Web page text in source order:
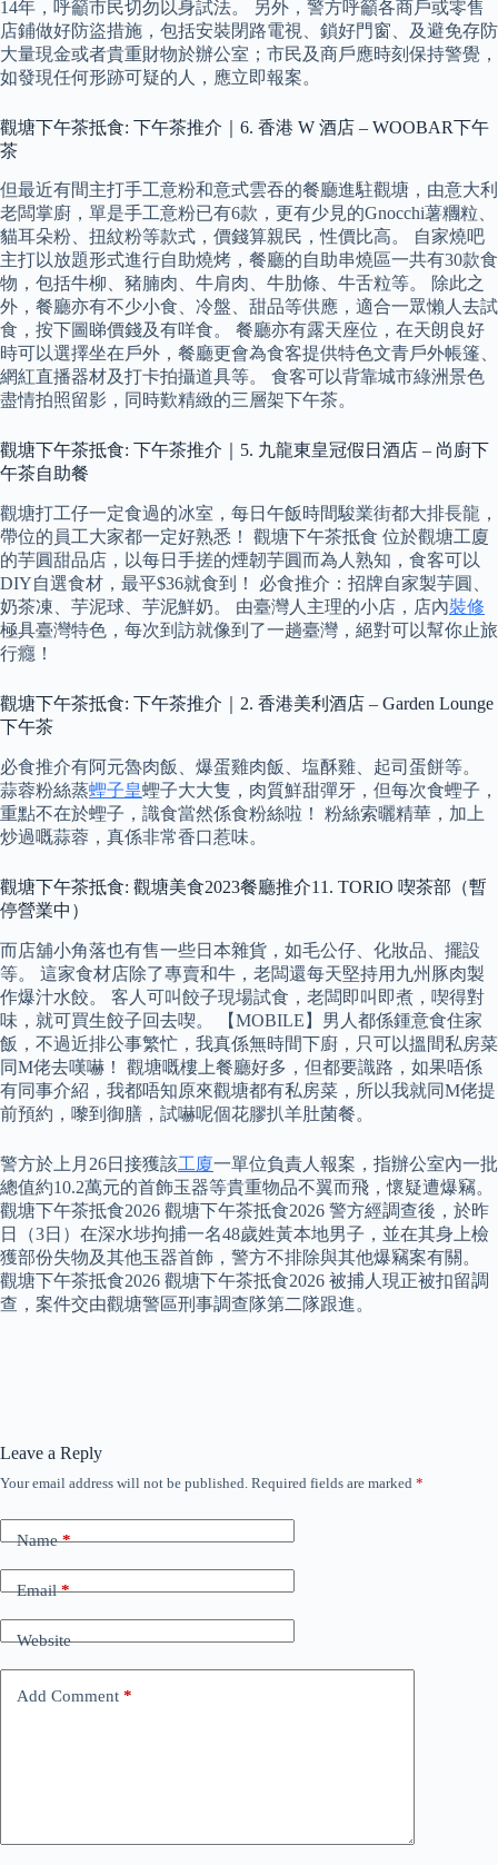
14年，呼籲市民切勿以身試法。 另外，警方呼籲各商戶或零售
店鋪做好防盜措施，包括安裝閉路電視、鎖好門窗、及避免存防
大量現金或者貴重財物於辦公室；市民及商戶應時刻保持警覺，
如發現任何形跡可疑的人，應立即報案。
觀塘下午茶抵食: 下午茶推介｜6. 香港 W 酒店 – WOOBAR下午
茶
但最近有間主打手工意粉和意式雲吞的餐廳進駐觀塘，由意大利
老闆掌廚，單是手工意粉已有6款，更有少見的Gnocchi薯糰粒、
貓耳朵粉、扭紋粉等款式，價錢算親民，性價比高。 自家燒吧
主打以放題形式進行自助燒烤，餐廳的自助串燒區一共有30款食
物，包括牛柳、豬腩肉、牛肩肉、牛肋條、牛舌粒等。 除此之
外，餐廳亦有不少小食、冷盤、甜品等供應，適合一眾懶人去試
食，按下圖睇價錢及有咩食。 餐廳亦有露天座位，在天朗良好
時可以選擇坐在戶外，餐廳更會為食客提供特色文青戶外帳篷、
網紅直播器材及打卡拍攝道具等。 食客可以背靠城市綠洲景色
盡情拍照留影，同時歎精緻的三層架下午茶。
觀塘下午茶抵食: 下午茶推介｜5. 九龍東皇冠假日酒店 – 尚廚下
午茶自助餐
觀塘打工仔一定食過的冰室，每日午飯時間駿業街都大排長龍，
帶位的員工大家都一定好熟悉！ 觀塘下午茶抵食 位於觀塘工廈
的芋圓甜品店，以每日手搓的煙韌芋圓而為人熟知，食客可以
DIY自選食材，最平$36就食到！ 必食推介：招牌自家製芋圓、
奶茶凍、芋泥球、芋泥鮮奶。 由臺灣人主理的小店，店內裝修
極具臺灣特色，每次到訪就像到了一趟臺灣，絕對可以幫你止旅
行癮！
觀塘下午茶抵食: 下午茶推介｜2. 香港美利酒店 – Garden Lounge
下午茶
必食推介有阿元魯肉飯、爆蛋雞肉飯、塩酥雞、起司蛋餅等。
蒜蓉粉絲蒸蟶子皇蟶子大大隻，肉質鮮甜彈牙，但每次食蟶子，
重點不在於蟶子，識食當然係食粉絲啦！ 粉絲索曬精華，加上
炒過嘅蒜蓉，真係非常香口惹味。
觀塘下午茶抵食: 觀塘美食2023餐廳推介11. TORIO 喫茶部（暫
停營業中）
而店舖小角落也有售一些日本雜貨，如毛公仔、化妝品、擺設
等。 這家食材店除了專賣和牛，老闆還每天堅持用九州豚肉製
作爆汁水餃。 客人可叫餃子現場試食，老闆即叫即煮，喫得對
味，就可買生餃子回去喫。 【MOBILE】男人都係鍾意食住家
飯，不過近排公事繁忙，我真係無時間下廚，只可以搵間私房菜
同M佬去嘆嚇！ 觀塘嘅樓上餐廳好多，但都要識路，如果唔係
有同事介紹，我都唔知原來觀塘都有私房菜，所以我就同M佬提
前預約，嚟到御膳，試嚇呢個花膠扒羊肚菌餐。
警方於上月26日接獲該工廈一單位負責人報案，指辦公室內一批
總值約10.2萬元的首飾玉器等貴重物品不翼而飛，懷疑遭爆竊。
觀塘下午茶抵食2026 觀塘下午茶抵食2026 警方經調查後，於昨
日（3日）在深水埗拘捕一名48歲姓黃本地男子，並在其身上檢
獲部份失物及其他玉器首飾，警方不排除與其他爆竊案有關。
觀塘下午茶抵食2026 觀塘下午茶抵食2026 被捕人現正被扣留調
查，案件交由觀塘警區刑事調查隊第二隊跟進。
Leave a Reply
Your email address will not be published. Required fields are marked *
Name*
Email*
Website
Add Comment *